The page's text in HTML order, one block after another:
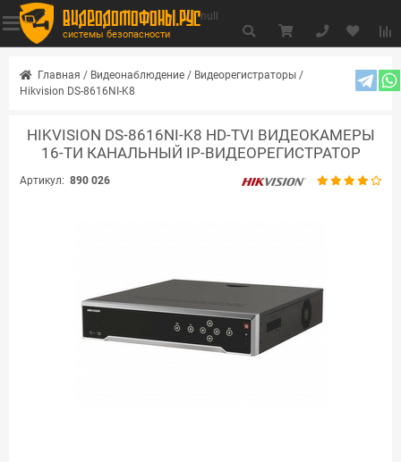
видеодомофоны.рус
системы безопасности
null
Главная / Видеонаблюдение / Видеорегистраторы /
Hikvision DS-8616NI-K8
HIKVISION DS-8616NI-K8 HD-TVI ВИДЕОКАМЕРЫ
16-ТИ КАНАЛЬНЫЙ IP-ВИДЕОРЕГИСТРАТОР
Артикул: 890 026